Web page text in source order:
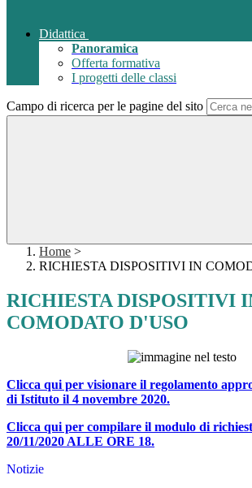
Didattica
Panoramica
Offerta formativa
I progetti delle classi
Campo di ricerca per le pagine del sito
Home >
RICHIESTA DISPOSITIVI IN
RICHIESTA DISPOSITIVI
COMODATO D'USO
Clicca qui per visionare il regolamento
di Istituto il 4 novembre 2020.
Clicca qui per compilare il modulo di
20/11/2020 ALLE ORE 18.
Notizie